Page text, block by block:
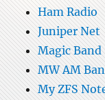
Ham Radio
Juniper Net
Magic Band
MW AM
My ZFS